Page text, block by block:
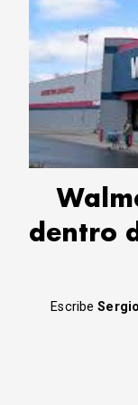
dentro
Escribe